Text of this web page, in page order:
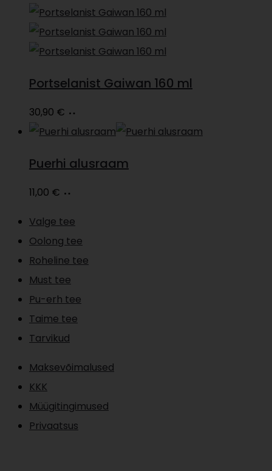
Portselanist Gaiwan 160 ml
30,90 €
edasi
Puerhi alusraam
11,00 €
Valge tee
Oolong tee
Roheline tee
Must tee
Pu-erh tee
Taime tee
Tarvikud
Maksevõimalused
KKK
Müügitingimused
Privaatsus